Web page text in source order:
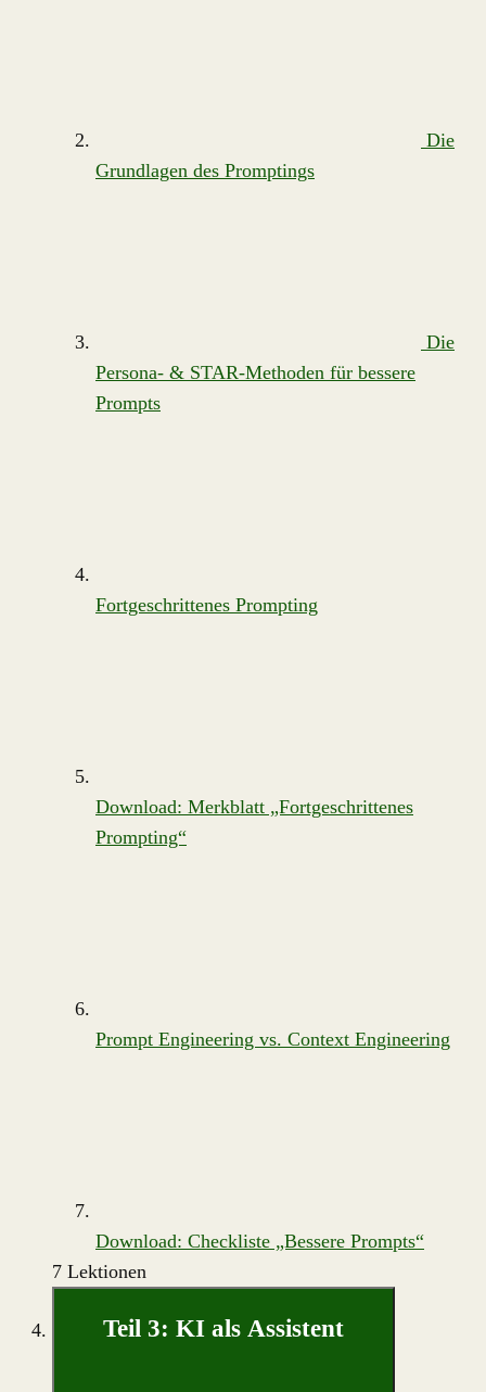
Die
Grundlagen des Promptings
Die
Persona- & STAR-Methoden für bessere
Prompts
Fortgeschrittenes Prompting
Download: Merkblatt „Fortgeschrittenes
Prompting“
Prompt Engineering vs. Context Engineering
Download: Checkliste „Bessere Prompts“
7 Lektionen
Teil 3: KI als Assistent